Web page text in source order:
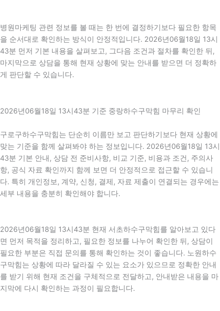
병원마케팅 관련 정보를 볼 때는 한 번에 결정하기보다 필요한 항목
을 순서대로 확인하는 방식이 안정적입니다. 2026년06월18일 13시
43분 먼저 기본 내용을 살펴보고, 그다음 조건과 절차를 확인한 뒤,
마지막으로 상담을 통해 현재 상황에 맞는 안내를 받으면 더 정확하
게 판단할 수 있습니다.
2026년06월18일 13시43분 기준 중랑하수구막힘 마무리 확인
구로구하수구막힘는 단순히 이름만 보고 판단하기보다 현재 상황에
맞는 기준을 함께 살펴봐야 하는 정보입니다. 2026년06월18일 13시
43분 기본 안내, 상담 전 준비사항, 비교 기준, 비용과 조건, 주의사
항, 공식 자료 확인까지 함께 보면 더 안정적으로 접근할 수 있습니
다. 특히 개인정보, 계약, 신청, 결제, 자료 제출이 연결되는 경우에는
세부 내용을 충분히 확인해야 합니다.
2026년06월18일 13시43분 현재 서초하수구막힘를 알아보고 있다
면 먼저 목적을 정리하고, 필요한 정보를 나누어 확인한 뒤, 상담이
필요한 부분은 직접 문의를 통해 확인하는 것이 좋습니다. 노원하수
구막힘는 상황에 따라 달라질 수 있는 요소가 있으므로 정확한 안내
를 받기 위해 현재 조건을 구체적으로 전달하고, 안내받은 내용을 마
지막에 다시 확인하는 과정이 필요합니다.